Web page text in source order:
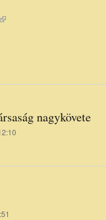
(link is
nagykövete